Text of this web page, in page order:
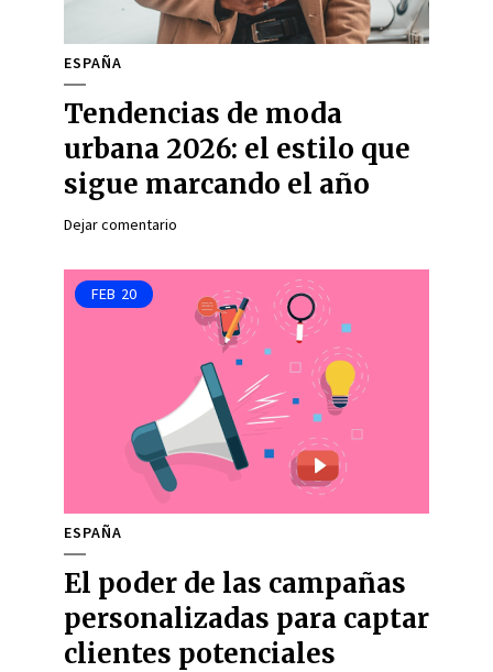
ESPAÑA
Tendencias de moda
urbana 2026: el estilo que
sigue marcando el año
Dejar comentario
FEB 20
ESPAÑA
El poder de las campañas
personalizadas para captar
clientes potenciales